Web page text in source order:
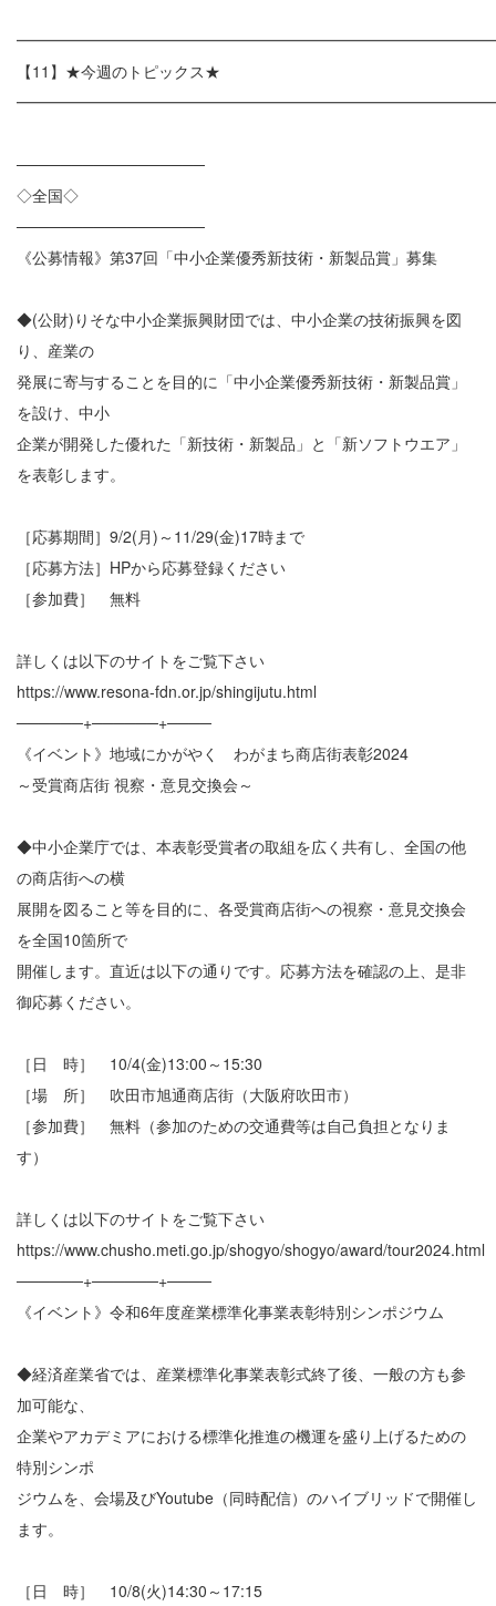
【11】★今週のトピックス★
─────────────────
◇全国◇
─────────────────
《公募情報》第37回「中小企業優秀新技術・新製品賞」募集
◆(公財)りそな中小企業振興財団では、中小企業の技術振興を図
り、産業の
発展に寄与することを目的に「中小企業優秀新技術・新製品賞」
を設け、中小
企業が開発した優れた「新技術・新製品」と「新ソフトウエア」
を表彰します。
［応募期間］9/2(月)～11/29(金)17時まで
［応募方法］HPから応募登録ください
［参加費］ 無料
詳しくは以下のサイトをご覧下さい
https://www.resona-fdn.or.jp/shingijutu.html
──────+──────+────
《イベント》地域にかがやく わがまち商店街表彰2024
～受賞商店街 視察・意見交換会～
◆中小企業庁では、本表彰受賞者の取組を広く共有し、全国の他
の商店街への横
展開を図ること等を目的に、各受賞商店街への視察・意見交換会
を全国10箇所で
開催します。直近は以下の通りです。応募方法を確認の上、是非
御応募ください。
［日 時］ 10/4(金)13:00～15:30
［場 所］ 吹田市旭通商店街（大阪府吹田市）
［参加費］ 無料（参加のための交通費等は自己負担となりま
す）
詳しくは以下のサイトをご覧下さい
https://www.chusho.meti.go.jp/shogyo/shogyo/award/tour2024.html
──────+──────+────
《イベント》令和6年度産業標準化事業表彰特別シンポジウム
◆経済産業省では、産業標準化事業表彰式終了後、一般の方も参
加可能な、
企業やアカデミアにおける標準化推進の機運を盛り上げるための
特別シンポ
ジウムを、会場及びYoutube（同時配信）のハイブリッドで開催し
ます。
［日 時］ 10/8(火)14:30～17:15